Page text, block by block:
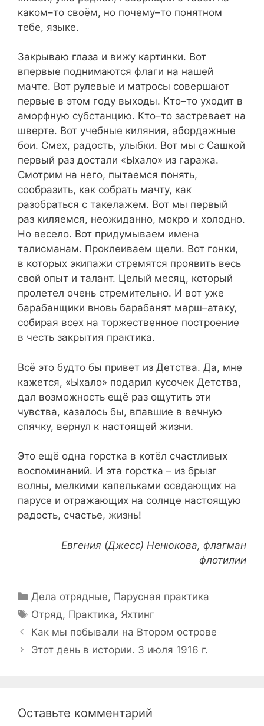
каком–то своём, но почему–то понятном
тебе, языке.
Закрываю глаза и вижу картинки. Вот
впервые поднимаются флаги на нашей
мачте. Вот рулевые и матросы совершают
первые в этом году выходы. Кто–то уходит в
аморфную субстанцию. Кто–то застревает на
шверте. Вот учебные киляния, абордажные
бои. Смех, радость, улыбки. Вот мы с Сашкой
первый раз достали «Ыхало» из гаража.
Смотрим на него, пытаемся понять,
сообразить, как собрать мачту, как
разобраться с такелажем. Вот мы первый
раз киляемся, неожиданно, мокро и холодно.
Но весело. Вот придумываем имена
талисманам. Проклеиваем щели. Вот гонки,
в которых экипажи стремятся проявить весь
свой опыт и талант. Целый месяц, который
пролетел очень стремительно. И вот уже
барабанщики вновь барабанят марш–атаку,
собирая всех на торжественное построение
в честь закрытия практика.
Всё это будто бы привет из Детства. Да, мне
кажется, «Ыхало» подарил кусочек Детства,
дал возможность ещё раз ощутить эти
чувства, казалось бы, впавшие в вечную
спячку, вернул к настоящей жизни.
Это ещё одна горстка в котёл счастливых
воспоминаний. И эта горстка – из брызг
волны, мелкими капельками оседающих на
парусе и отражающих на солнце настоящую
радость, счастье, жизнь!
Евгения (Джесс) Ненюкова, флагман
флотилии
Рубрики
Дела отрядные, Парусная практика
Метки
Отряд, Практика, Яхтинг
Навигация
записи
Как мы побывали на Втором острове
Этот день в истории. 3 июля 1916 г.
Оставьте комментарий